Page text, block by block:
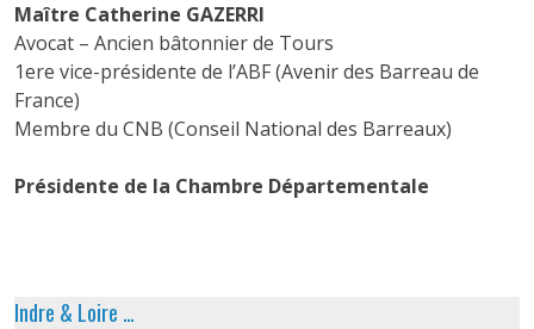
Maître Catherine GAZERRI
Avocat – Ancien bâtonnier de Tours
1ere vice-présidente de l’ABF (Avenir des Barreau de
France)
Membre du CNB (Conseil National des Barreaux)
Présidente de la Chambre Départementale
Indre & Loire …